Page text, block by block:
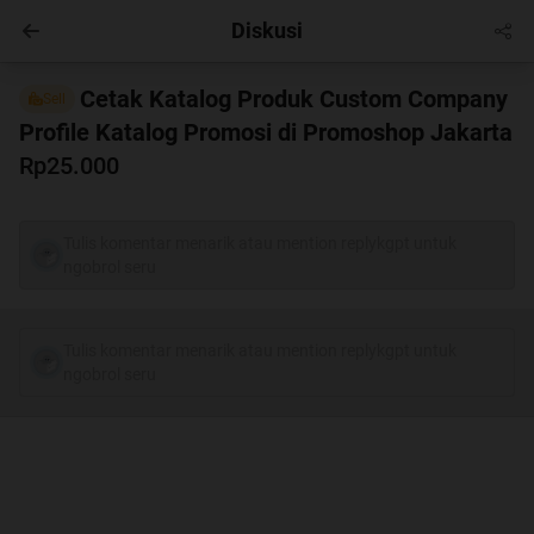
Masuk
Diskusi
Sell
Cetak Katalog Produk Custom Company
Profile Katalog Promosi di Promoshop Jakarta
Rp25.000